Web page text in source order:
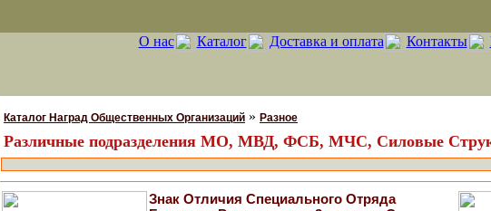
О нас Каталог Доставка и оплата Контакты
Каталог Наград Общественных Организаций » Разное
Различные подразделения МО, МВД, ФСБ, МЧС, Силовые
Знак Отличия Специального Отряда